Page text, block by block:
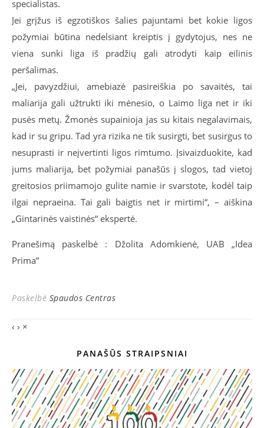
specialistas.
Jei grįžus iš egzotiškos šalies pajuntami bet kokie ligos
požymiai būtina nedelsiant kreiptis į gydytojus, nes ne
viena sunki liga iš pradžių gali atrodyti kaip eilinis
peršalimas.
„Jei, pavyzdžiui, amebiazė pasireiškia po savaitės, tai
maliarija gali užtrukti iki mėnesio, o Laimo liga net ir iki
pusės metų. Žmonės supainioja jas su kitais negalavimais,
kad ir su gripu. Tad yra rizika ne tik susirgti, bet susirgus to
nesuprasti ir neįvertinti ligos rimtumo. Įsivaizduokite, kad
jums maliarija, bet požymiai panašūs į slogos, tad vietoj
greitosios priimamojo gulite namie ir svarstote, kodėl taip
ilgai nepraeina. Tai gali baigtis net ir mirtimi“, – aiškina
„Gintarinės vaistinės“ ekspertė.
Pranešimą paskelbė : Džolita Adomkienė, UAB „Idea
Prima”
Paskelbė Spaudos Centras
‹ › ×
PANAŠŪS STRAIPSNIAI